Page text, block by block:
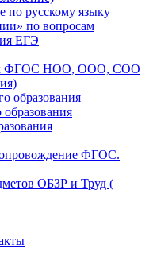
по русскому языку
по вопросам
ЕГЭ
ФГОС НОО, ООО, СОО
образования
ФГОС.
ОБЗР и Труд (